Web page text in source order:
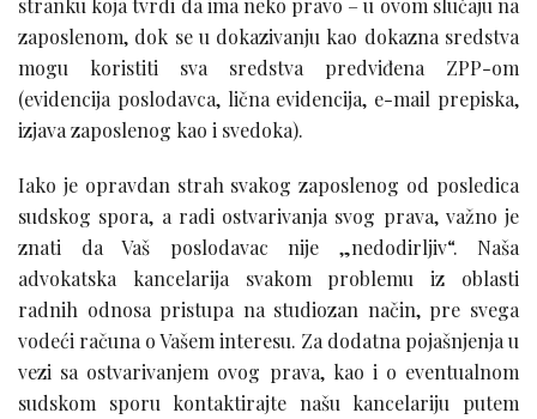
zaposlenom, dok se u dokazivanju kao dokazna sredstva
mogu koristiti sva sredstva predviđena ZPP-om
(evidencija poslodavca, lična evidencija, e-mail prepiska,
izjava zaposlenog kao i svedoka).
Iako je opravdan strah svakog zaposlenog od posledica
sudskog spora, a radi ostvarivanja svog prava, važno je
znati da Vaš poslodavac nije „nedodirljiv“. Naša
advokatska kancelarija svakom problemu iz oblasti
radnih odnosa pristupa na studiozan način, pre svega
vodeći računa o Vašem interesu. Za dodatna pojašnjenja u
vezi sa ostvarivanjem ovog prava, kao i o eventualnom
sudskom sporu kontaktirajte našu kancelariju putem